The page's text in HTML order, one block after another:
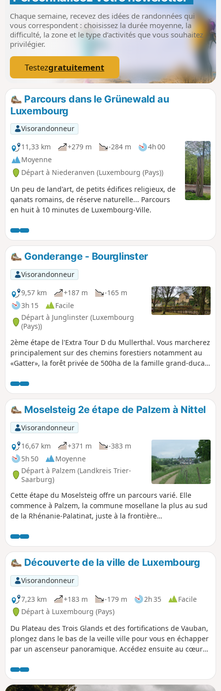
de tram Luxexpo, arrivée : Place de Paris
Chaque semaine, recevez des idées de randonnées qui
vous correspondent : choisissez la durée moyenne, la
difficulté, la zone et le type d’activités que vous souhaitez
privilégier.
Testezgratuitement
Parcours dans le Grünewald au
Luxembourg
Visorandonneur
11,33 km
+279 m -284 m
4h 00
Moyenne
Départ à Niederanven (Luxembourg (Pays))
Un peu de land'art, de petits édifices religieux, de
qanats romains, de réserve naturelle... Parcours
en huit à 10 minutes de Luxembourg-Ville.
Gonderange - Bourglinster
Visorandonneur
9,57 km
+187 m
-165 m
3h 15
Facile
Départ à Junglinster (Luxembourg
(Pays))
2ème étape de l'Extra Tour D du Mullerthal. Vous marcherez
principalement sur des chemins forestiers notamment au
«Gatter», la forêt privée de 500ha de la famille grand-ducale
Bourglinster sera votre point final.
Moselsteig 2e étape de Palzem à Nittel
Visorandonneur
16,67 km
+371 m
-383 m
5h 50
Moyenne
Départ à Palzem (Landkreis Trier-
Saarburg)
Cette étape du Moselsteig offre un parcours varié. Elle
commence à Palzem, la commune mosellane la plus au sud
de la Rhénanie-Palatinat, juste à la frontière
deux tours vaut le détour. La randonnée traverse des bois et
des prairies, avec quelques points de vue sur la Moselle et
des possibilités de faire une pause. À la fin, on redescend à
travers les vignobles sur un ancien chemin de croix jusqu'à
Nittel.
Découverte de la ville de Luxembourg
Visorandonneur
7,23 km
+183 m -179 m 2h 35
Facile
Départ à Luxembourg (Pays)
Du Plateau des Trois Glands et des fortifications de Vauban,
plongez dans le bas de la veille ville pour vous en échapper
par un ascenseur panoramique. Accédez ensuite au cœur
chemin de la corniche jusqu'au Plateau du St-Esprit.
Découvrez la place de la Gelle Fra puis aventurez vous dans